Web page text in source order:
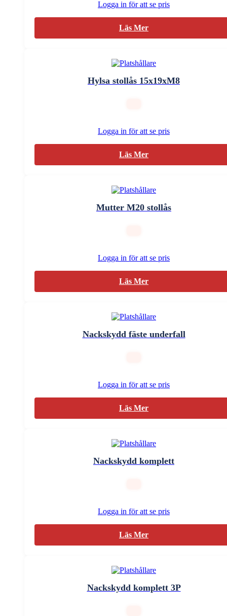
Logga in för att se pris
Läs Mer
Hylsa stollås 15x19xM8
Logga in för att se pris
Läs Mer
Mutter M20 stollås
Logga in för att se pris
Läs Mer
Nackskydd fäste underfall
Logga in för att se pris
Läs Mer
Nackskydd komplett
Logga in för att se pris
Läs Mer
Nackskydd komplett 3P